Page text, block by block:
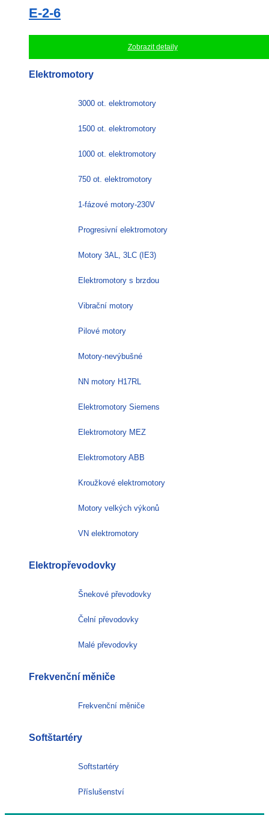
E-2-6
Zobrazit detaily
Elektromotory
3000 ot. elektromotory
1500 ot. elektromotory
1000 ot. elektromotory
750 ot. elektromotory
1-fázové motory-230V
Progresivní elektromotory
Motory 3AL, 3LC (IE3)
Elektromotory s brzdou
Vibrační motory
Pilové motory
Motory-nevýbušné
NN motory H17RL
Elektromotory Siemens
Elektromotory MEZ
Elektromotory ABB
Kroužkové elektromotory
Motory velkých výkonů
VN elektromotory
Elektropřevodovky
Šnekové převodovky
Čelní převodovky
Malé převodovky
Frekvenční měniče
Frekvenční měniče
Softštartéry
Softstartéry
Příslušenství